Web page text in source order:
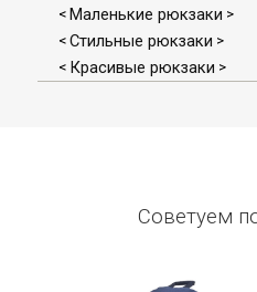
< Маленькие рюкзаки >
< Стильные рюкзаки >
< Красивые рюкзаки >
Советуем